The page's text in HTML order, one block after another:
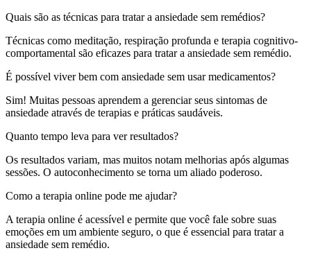
Quais são as técnicas para tratar a ansiedade sem remédios?
Técnicas como meditação, respiração profunda e terapia cognitivo-
comportamental são eficazes para tratar a ansiedade sem remédio.
É possível viver bem com ansiedade sem usar medicamentos?
Sim! Muitas pessoas aprendem a gerenciar seus sintomas de
ansiedade através de terapias e práticas saudáveis.
Quanto tempo leva para ver resultados?
Os resultados variam, mas muitos notam melhorias após algumas
sessões. O autoconhecimento se torna um aliado poderoso.
Como a terapia online pode me ajudar?
A terapia online é acessível e permite que você fale sobre suas
emoções em um ambiente seguro, o que é essencial para tratar a
ansiedade sem remédio.